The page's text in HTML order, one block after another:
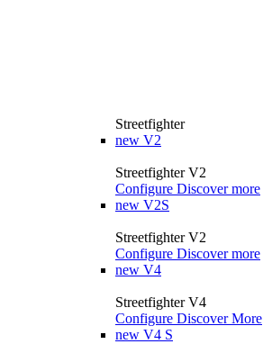
Streetfighter
new V2
Streetfighter V2
Configure Discover more
new V2S
Streetfighter V2
Configure Discover more
new V4
Streetfighter V4
Configure Discover More
new V4 S